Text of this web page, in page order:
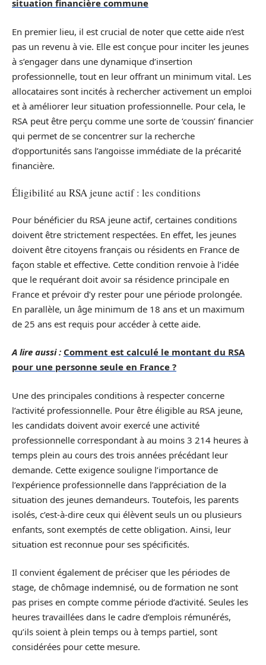
situation financière commune
En premier lieu, il est crucial de noter que cette aide n’est
pas un revenu à vie. Elle est conçue pour inciter les jeunes
à s’engager dans une dynamique d’insertion
professionnelle, tout en leur offrant un minimum vital. Les
allocataires sont incités à rechercher activement un emploi
et à améliorer leur situation professionnelle. Pour cela, le
RSA peut être perçu comme une sorte de ‘coussin’ financier
qui permet de se concentrer sur la recherche
d’opportunités sans l’angoisse immédiate de la précarité
financière.
Éligibilité au RSA jeune actif : les conditions
Pour bénéficier du RSA jeune actif, certaines conditions
doivent être strictement respectées. En effet, les jeunes
doivent être citoyens français ou résidents en France de
façon stable et effective. Cette condition renvoie à l’idée
que le requérant doit avoir sa résidence principale en
France et prévoir d’y rester pour une période prolongée.
En parallèle, un âge minimum de 18 ans et un maximum
de 25 ans est requis pour accéder à cette aide.
A lire aussi : Comment est calculé le montant du RSA
pour une personne seule en France ?
Une des principales conditions à respecter concerne
l’activité professionnelle. Pour être éligible au RSA jeune,
les candidats doivent avoir exercé une activité
professionnelle correspondant à au moins 3 214 heures à
temps plein au cours des trois années précédant leur
demande. Cette exigence souligne l’importance de
l’expérience professionnelle dans l’appréciation de la
situation des jeunes demandeurs. Toutefois, les parents
isolés, c’est-à-dire ceux qui élèvent seuls un ou plusieurs
enfants, sont exemptés de cette obligation. Ainsi, leur
situation est reconnue pour ses spécificités.
Il convient également de préciser que les périodes de
stage, de chômage indemnisé, ou de formation ne sont
pas prises en compte comme période d’activité. Seules les
heures travaillées dans le cadre d’emplois rémunérés,
qu’ils soient à plein temps ou à temps partiel, sont
considérées pour cette mesure.